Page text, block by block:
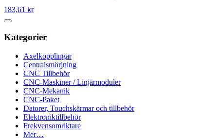
183,61 kr
Kategorier
Axelkopplingar
Centralsmörjning
CNC Tillbehör
CNC-Maskiner / Linjärmoduler
CNC-Mekanik
CNC-Paket
Datorer, Touchskärmar och tillbehör
Elektroniktillbehör
Frekvensomriktare
Mer…